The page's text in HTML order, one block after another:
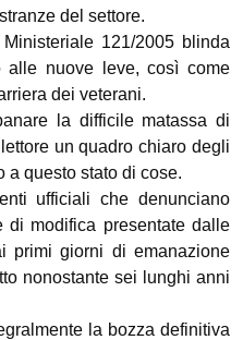
del settore.
121/2005 blinda
alle nuove leve, così come
dei veterani.
la difficile matassa di
un quadro chiaro degli
a questo stato di cose.
ufficiali che denunciano
di modifica presentate dalle
primi giorni di emanazione
nonostante sei lunghi anni
la bozza definitiva